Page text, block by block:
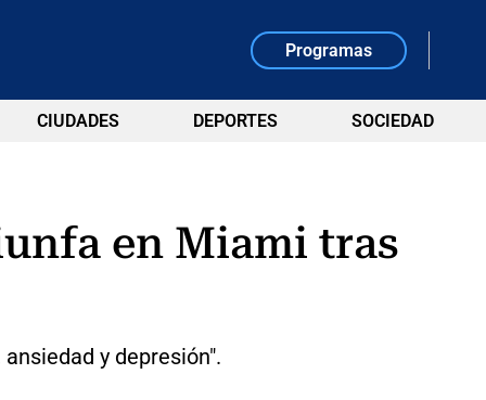
Programas
CIUDADES DEPORTES SOCIEDAD
en Miami tras
y depresión".